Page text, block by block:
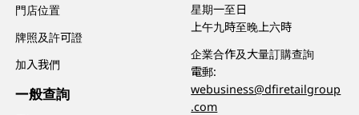
門店位置
牌照及許可證
加入我們
一般查詢
星期一至日
上午九時至晚上六時
企業合作及大量訂購查詢
電郵:
webusiness@dfiretailgroup
.com